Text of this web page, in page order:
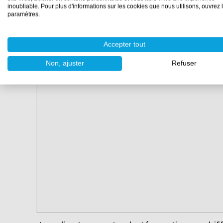
inoubliable. Pour plus d'informations sur les cookies que nous utilisons, ouvrez
paramètres.
Accepter tout
Non, ajuster Refuser